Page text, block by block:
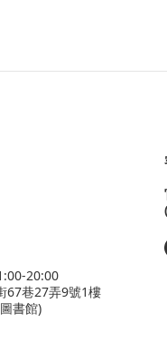
20:00
67巷27弄9號1樓
館)